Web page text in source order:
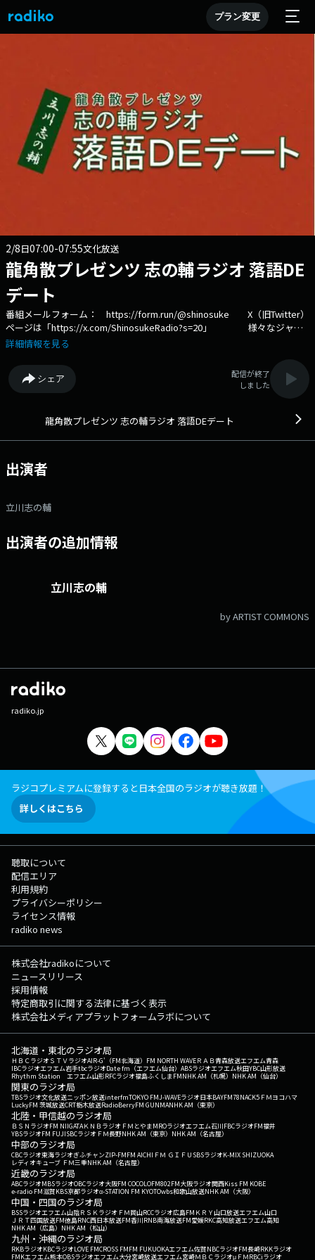
プラン変更
2/8日07:00-07:55文化放送
龍角散プレゼンツ 志の輔ラジオ 落語DE
デート
番組メールフォーム： https://form.run/@shinosuke X（旧Twitter）
ページは「https://x.com/ShinosukeRadio?s=20」 様々なジャン
ルからゲストをお迎えしてデート気分でおしゃべりするトーク番組「落語
「@joqrpr」 文化放送公式X（旧Twitter）ハッシュタグは「#文化放
送」 文化放送公式facebookページは
「https://www.facebook.com/1134joqr」 文化放送公式LINEは
詳細情報を見る
シェア
配信が終了
しました
龍角散プレゼンツ 志の輔ラジオ 落語DEデート
出演者
立川志の輔
出演者の追加情報
立川志の輔
by ARTIST COMMONS
radiko.jp
ラジコプレミアムに登録すると日本全国のラジオが聴き放題！
詳しくはこちら
聴取について
配信エリア
利用規約
プライバシーポリシー
ライセンス情報
radiko news
株式会社radikoについて
ニュースリリース
採用情報
特定商取引に関する法律に基づく表示
株式会社メディアプラットフォームラボについて
北海道・東北のラジオ局
ＨＢＣラジオＳＴＶラジオAIR-G'（FM北海道） FM NORTH WAVEＲＡＢ青森放送エフエム青森
IBCラジオエフエム岩手tbcラジオDate fm（エフエム仙台） ABSラジオエフエム秋田YBC山形放送
Rhythm Station エフエム山形RFCラジオ福島ふくしまFMNHK AM（札幌） NHK AM（仙台）
関東のラジオ局
TBSラジオ文化放送ニッポン放送interfmTOKYO FMJ-WAVEラジオ日本BAYFM78NACK5 ＦＭヨコハマ
LuckyFM 茨城放送CRT栃木放送RadioBerryFM GUNMANHK AM（東京）
北陸・甲信越のラジオ局
ＢＳＮラジオFM NIIGATAＫＮＢラジオ ＦＭとやまMROラジオエフエム石川FBCラジオFM福井
YBSラジオFM FUJISBCラジオ ＦＭ長野NHK AM（東京） NHK AM（名古屋）
中部のラジオ局
CBCラジオ東海ラジオぎふチャンZIP-FMFM AICHI ＦＭ ＧＩＦＵ SBSラジオK-MIX SHIZUOKA
レディオキューブ ＦＭ三重NHK AM（名古屋）
近畿のラジオ局
ABCラジオMBSラジオOBCラジオ大阪FM COCOLOFM802FM大阪ラジオ関西Kiss FM KOBE
e-radio FM滋賀KBS京都ラジオα-STATION FM KYOTOwbs和歌山放送NHK AM（大阪）
中国・四国のラジオ局
BSSラジオエフエム山陰ＲＳＫラジオ ＦＭ岡山RCCラジオ広島FM ＫＲＹ山口放送エフエム山口
ＪＲＴ四国放送FM徳島RNC西日本放送FM香川RNB南海放送FM愛媛RKC高知放送エフエム高知
NHK AM（広島） NHK AM（松山）
九州・沖縄のラジオ局
RKBラジオKBCラジオLOVE FMCROSS FMFM FUKUOKAエフエム佐賀NBCラジオFM長崎RKKラジオ
FMKエフエム熊本OBSラジオエフエム大分宮崎放送エフエム宮崎ＭＢＣラジオμＦＭRBCiラジオ